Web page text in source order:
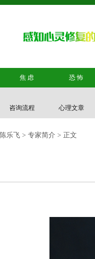
焦虑 恐怖
咨询流程 心理文章
陈乐飞 >专家简介 > 正文